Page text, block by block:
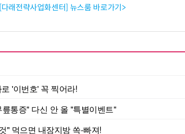
[다래전략사업화센터] 뉴스룸 바로가기>